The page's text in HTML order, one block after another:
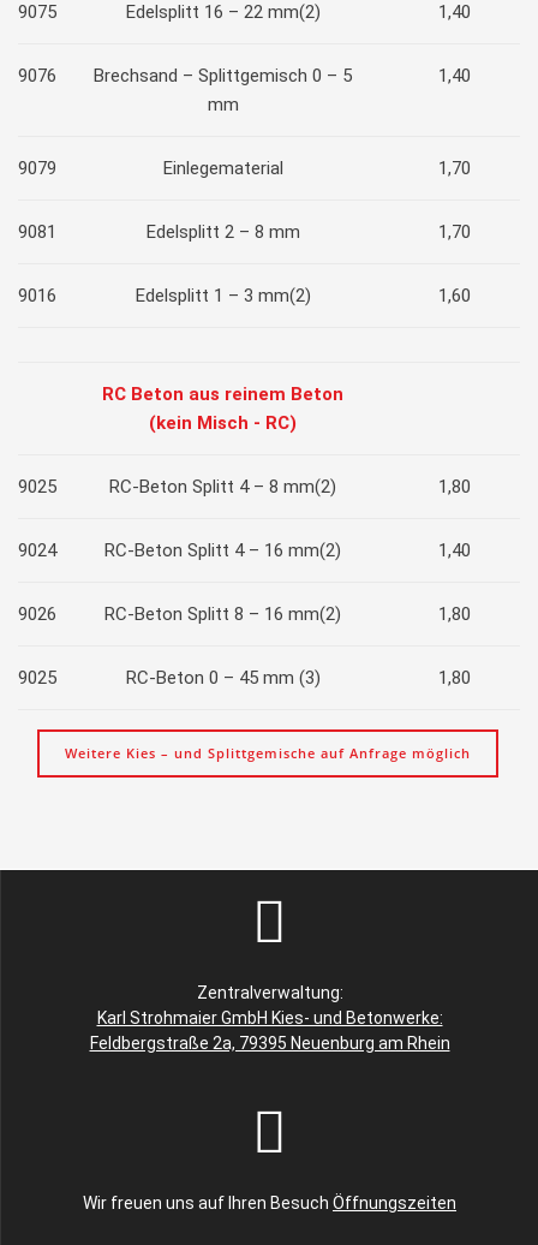
9075 Edelsplitt 16 – 22 mm(2) 1,40
9076
Brechsand – Splittgemisch 0 – 5
mm
1,40
9079 Einlegematerial 1,70
9081 Edelsplitt 2 – 8 mm 1,70
9016 Edelsplitt 1 – 3 mm(2) 1,60
RC Beton aus reinem Beton
(kein Misch - RC)
9025 RC-Beton Splitt 4 – 8 mm(2) 1,80
9024 RC-Beton Splitt 4 – 16 mm(2) 1,40
9026 RC-Beton Splitt 8 – 16 mm(2) 1,80
9025 RC-Beton 0 – 45 mm (3) 1,80
Weitere Kies – und Splittgemische auf Anfrage möglich
Zentralverwaltung:
Karl Strohmaier GmbH Kies- und Betonwerke:
Feldbergstraße 2a, 79395 Neuenburg am Rhein
Wir freuen uns auf Ihren Besuch Öffnungszeiten